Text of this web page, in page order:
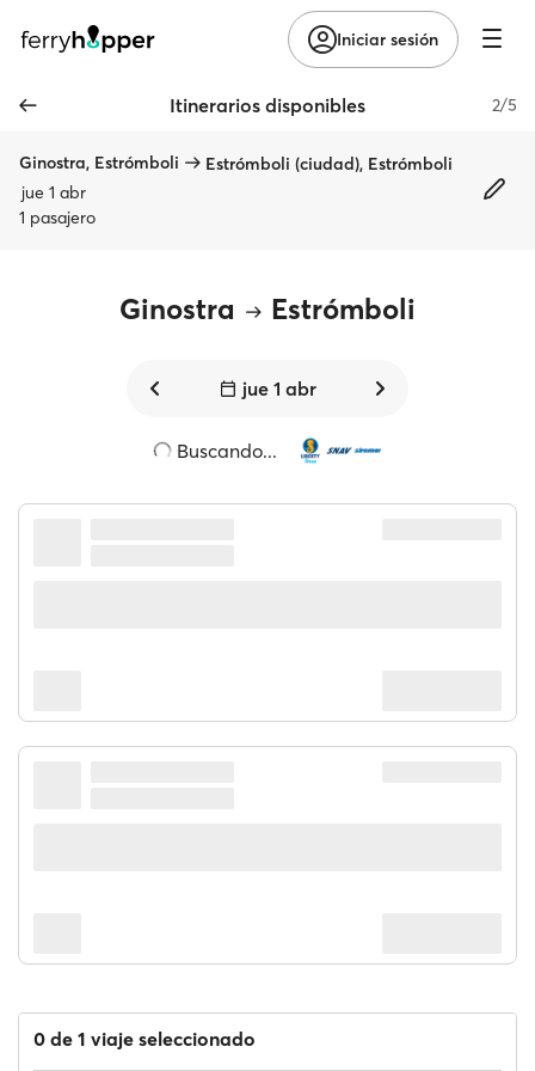
Iniciar sesión
Itinerarios disponibles 2/5
Ginostra, Estrómboli
Estrómboli (ciudad), Estrómboli
jue 1 abr
1 pasajero
Ginostra Estrómboli
jue 1 abr
Buscando...
0 de 1 viaje seleccionado